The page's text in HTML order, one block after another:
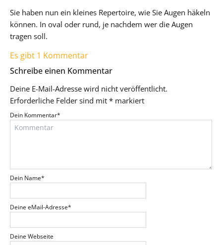
Sie haben nun ein kleines Repertoire, wie Sie Augen häkeln
können. In oval oder rund, je nachdem wer die Augen
tragen soll.
Es gibt 1 Kommentar
Schreibe einen Kommentar
Deine E-Mail-Adresse wird nicht veröffentlicht.
Erforderliche Felder sind mit * markiert
Dein Kommentar*
Dein Name*
Deine eMail-Adresse*
Deine Webseite